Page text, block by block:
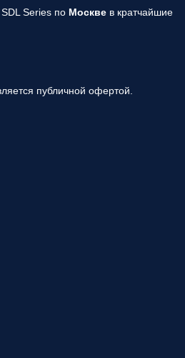
Series по Москве в кратчайшие
публичной офертой.